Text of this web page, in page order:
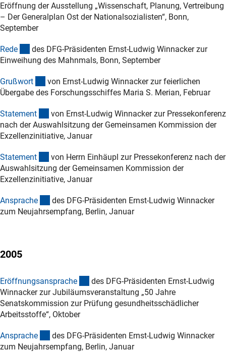
Eröffnung der Ausstellung „Wissenschaft, Planung, Vertreibung
– Der Generalplan Ost der Nationalsozialisten“, Bonn,
September
Rede (Download)
des DFG-Präsidenten Ernst-Ludwig Winnacker zur
Einweihung des Mahnmals, Bonn, September
Grußwort (Download)
von Ernst-Ludwig Winnacker zur feierlichen
Übergabe des Forschungsschiffes Maria S. Merian, Februar
Statement (Download)
von Ernst-Ludwig Winnacker zur Pressekonferenz
nach der Auswahlsitzung der Gemeinsamen Kommission der
Exzellenzinitiative, Januar
Statement (Download)
von Herrn Einhäupl zur Pressekonferenz nach der
Auswahlsitzung der Gemeinsamen Kommission der
Exzellenzinitiative, Januar
Ansprache (Download)
des DFG-Präsidenten Ernst-Ludwig Winnacker
zum Neujahrsempfang, Berlin, Januar
2005
Eröffnungsansprache (Download)
des DFG-Präsidenten Ernst-Ludwig
Winnacker zur Jubiläumsveranstaltung „50 Jahre
Senatskommission zur Prüfung gesundheitsschädlicher
Arbeitsstoffe“, Oktober
Ansprache (Download)
des DFG-Präsidenten Ernst-Ludwig Winnacker
zum Neujahrsempfang, Berlin, Januar